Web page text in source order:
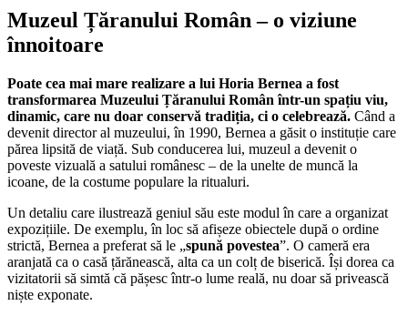
Muzeul Țăranului Român – o viziune
înnoitoare
Poate cea mai mare realizare a lui Horia Bernea a fost
transformarea Muzeului Țăranului Român într-un spațiu viu,
dinamic, care nu doar conservă tradiția, ci o celebrează. Când a
devenit director al muzeului, în 1990, Bernea a găsit o instituție care
părea lipsită de viață. Sub conducerea lui, muzeul a devenit o
poveste vizuală a satului românesc – de la unelte de muncă la
icoane, de la costume populare la ritualuri.
Un detaliu care ilustrează geniul său este modul în care a organizat
expozițiile. De exemplu, în loc să afișeze obiectele după o ordine
strictă, Bernea a preferat să le „spună povestea”. O cameră era
aranjată ca o casă țărănească, alta ca un colț de biserică. Își dorea ca
vizitatorii să simtă că pășesc într-o lume reală, nu doar să privească
niște exponate.